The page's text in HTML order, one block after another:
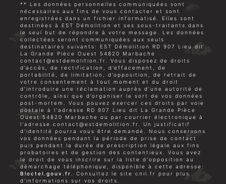
** Les données personnelles communiquées sont
nécessaires aux fins de vous contacter et sont
enregistrées dans un fichier informatisé. Elles sont
destinées à EST Démolition et ses sous-traitants dans
le seul but de répondre à votre message. Les données
collectées seront communiquées aux seuls
destinataires suivants: EST Démolition RD 907 Lieu dit
La Grande Pièce Ouest 54820 Marbache
contact@estdemolition.fr. Vous disposez de droits
d’accès, de rectification, d’effacement, de
portabilité, de limitation, d’opposition, de retrait de
votre consentement à tout moment et du droit
d’introduire une réclamation auprès d’une autorité de
contrôle, ainsi que d’organiser le sort de vos données
post-mortem. Vous pouvez exercer ces droits par voie
postale à l'adresse RD 907 Lieu dit La Grande Pièce
Ouest 54820 Marbache ou par courrier électronique à
l'adresse contact@estdemolition.fr. Un justificatif
d'identité pourra vous être demandé. Nous conservons
vos données pendant la période de prise de contact
puis pendant la durée de prescription légale aux fins
probatoires et de gestion des contentieux. Vous avez
le droit de vous inscrire sur la liste d'opposition au
démarchage téléphonique, disponible à cette adresse:
Bloctel.gouv.fr
. Consultez le site cnil.fr pour plus
d’informations sur vos droits.